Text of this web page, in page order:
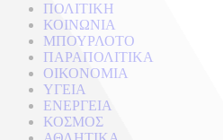
ΠΟΛΙΤΙΚΗ
ΚΟΙΝΩΝΙΑ
ΜΠΟΥΡΛΟΤΟ
ΠΑΡΑΠΟΛΙΤΙΚΑ
ΟΙΚΟΝΟΜΙΑ
ΥΓΕΙΑ
ΕΝΕΡΓΕΙΑ
ΚΟΣΜΟΣ